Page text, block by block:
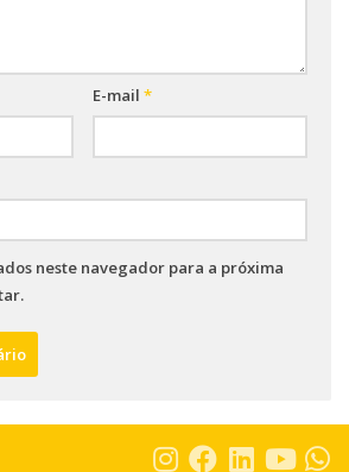
E-mail *
neste navegador para a próxima